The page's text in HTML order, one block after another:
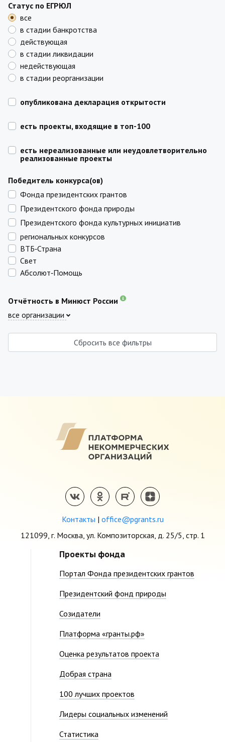
Статус по ЕГРЮЛ
все
в стадии банкротства
действующая
в стадии ликвидации
недействующая
в стадии реорганизации
опубликована декларация открытости
есть проекты, входящие в топ-100
есть нереализованные или неудовлетворительно
реализованные проекты
Победитель конкурса(ов)
Фонда президентских грантов
Президентского фонда природы
Президентского фонда культурных инициатив
региональных конкурсов
ВТБ‑Страна
Свет
Абсолют‑Помощь
Отчётность в Минюст России
все организации
Сбросить все фильтры
Контакты | office@pgrants.ru
121099, г. Москва, ул. Композиторская, д. 25/5, стр. 1
Проекты фонда
Портал Фонда президентских грантов
Президентский фонд природы
Созидатели
Платформа «гранты.рф»
Оценка результатов проекта
Добрая страна
100 лучших проектов
Лидеры социальных изменений
Статистика